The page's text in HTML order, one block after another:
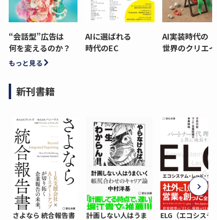
“会話型”広告は
何を変えるのか？
AIに選ばれる
時代のEC
AI実装時代の
世界のクリエ
もっと見る
新刊書籍
さよなら 統合報告書
計画しない人はうま
ELG（エコシステ